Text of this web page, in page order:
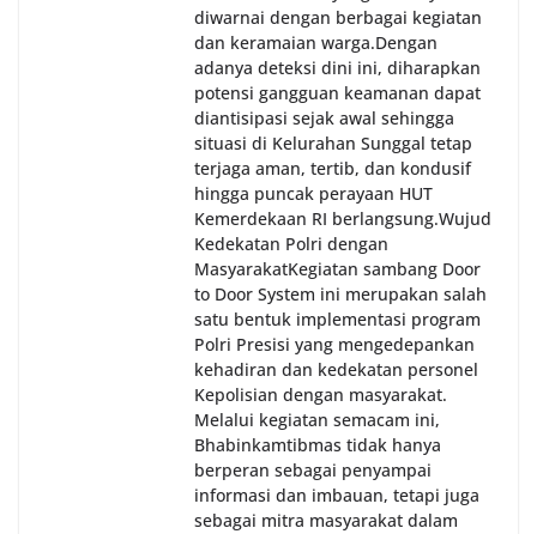
diwarnai dengan berbagai kegiatan
dan keramaian warga.‎‎Dengan
adanya deteksi dini ini, diharapkan
potensi gangguan keamanan dapat
diantisipasi sejak awal sehingga
situasi di Kelurahan Sunggal tetap
terjaga aman, tertib, dan kondusif
hingga puncak perayaan HUT
Kemerdekaan RI berlangsung.‎‎Wujud
Kedekatan Polri dengan
Masyarakat‎Kegiatan sambang Door
to Door System ini merupakan salah
satu bentuk implementasi program
Polri Presisi yang mengedepankan
kehadiran dan kedekatan personel
Kepolisian dengan masyarakat.
Melalui kegiatan semacam ini,
Bhabinkamtibmas tidak hanya
berperan sebagai penyampai
informasi dan imbauan, tetapi juga
sebagai mitra masyarakat dalam